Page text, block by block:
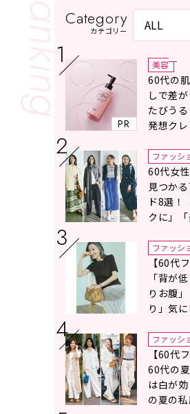
Category
カテゴリー
PR
美容
60代の
しで差
たびう
発想ク
ファッシ
60代女
見つか
ド8選！
クに」
ファッシ
【60代
「背が
りお腹
り」気
の選び
スト地
アドバ
ファッシ
【60代
60代の
は白が
の夏の